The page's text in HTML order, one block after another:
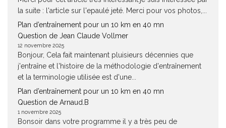
la suite : l'article sur l'epaulé jeté. Merci pour vos photos,...
Plan d’entraînement pour un 10 km en 40 mn
Question de Jean Claude Vollmer
12 novembre 2025
Bonjour, Cela fait maintenant pluisieurs décennies que
j'entraîne et l'histoire de la méthodologie d'entraînement
et la terminologie utilisée est d'une...
Plan d’entraînement pour un 10 km en 40 mn
Question de Arnaud.B
1 novembre 2025
Bonsoir dans votre programme il y a très peu de